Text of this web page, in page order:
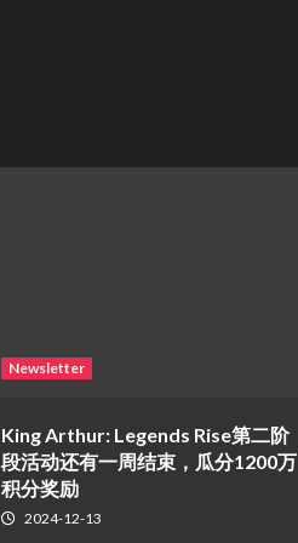
Newsletter
King Arthur: Legends Rise第二阶
段活动还有一周结束，瓜分1200万
积分奖励
2024-12-13